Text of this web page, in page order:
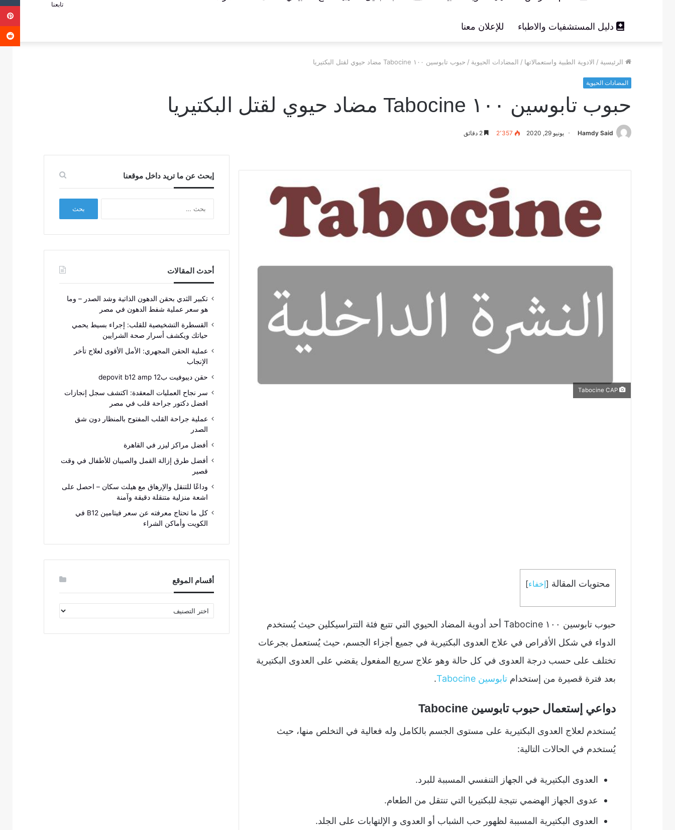
دليل المستشفيات والاطباء للإعلان معنا
تابعنا
الرئيسية / الادوية الطبية واستعمالاتها / المضادات الحيوية / حبوب تابوسين ١٠٠ Tabocine مضاد حيوي لقتل البكتيريا
المضادات الحيوية
حبوب تابوسين ١٠٠ Tabocine مضاد حيوي لقتل البكتيريا
Hamdy Said يونيو 29, 2020 2٬357
محتويات المقالة [إخفاء]
حبوب تابوسين ١٠٠ Tabocine أحد أدوية المضاد الحيوي التي تتبع فئة التتراسيكلين حيث يُستخدم
الدواء في شكل الأقراص في علاج العدوى البكتيرية في جميع أجزاء الجسم، حيث يُستعمل بجرعات
تختلف على حسب درجة العدوى في كل حالة وهو علاج سريع المفعول يقضي على العدوى البكتيرية
بعد فترة قصيرة من إستخدام تابوسين Tabocine .
دواعي إستعمال حبوب تابوسين Tabocine
يُستخدم لعلاج العدوى البكتيرية على مستوى الجسم بالكامل وله فعالية في التخلص منها، حيث
يُستخدم في الحالات التالية:
العدوى البكتيرية في الجهاز التنفسي المسببة للبرد.
عدوى الجهاز الهضمي نتيجة للبكتيريا التي تنتقل من الطعام.
العدوى البكتيرية المسببة لظهور حب الشباب أو العدوى و الإلتهابات على الجلد.
إبحث عن ما تريد داخل موقعنا
أحدث المقالات
تكبير الثدي بحقن الدهون الذاتية وشد الصدر – وما
هو سعر عملية شفط الدهون في مصر
القسطرة التشخيصية للقلب: إجراء بسيط يحمي
حياتك ويكشف أسرار صحة الشرايين
عملية الحقن المجهري: الأمل الأقوى لعلاج تأخر
الإنجاب
حقن ديبوفيت ب12 depovit b12 amp
سر نجاح العمليات المعقدة: اكتشف سجل إنجازات
افضل دكتور جراحة قلب في مصر
عملية جراحة القلب المفتوح بالمنظار دون شق
الصدر
أفضل مراكز ليزر في القاهرة
أفضل طرق إزالة القمل والصيبان للأطفال في وقت
قصير
وداعًا للتنقل والإرهاق مع هيلث سكان – احصل على
اشعة منزلية متنقلة دقيقة وآمنة
كل ما تحتاج معرفته عن سعر فيتامين B12 في
الكويت وأماكن الشراء
أقسام الموقع
أقسام
الموقع